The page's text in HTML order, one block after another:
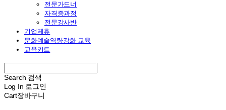
전문가드너
자격증과정
전문강사반
기업제휴
문화예술역량강화 교육
교육키트
Search 검색
Log In 로그인
Cart장바구니